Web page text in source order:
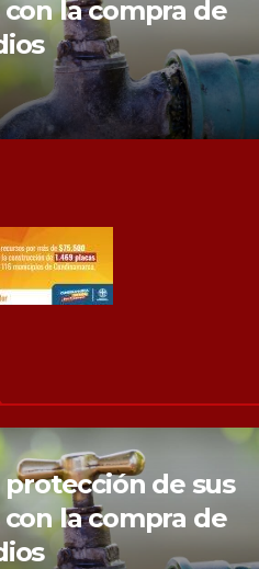
la compra de
de sus
la compra de